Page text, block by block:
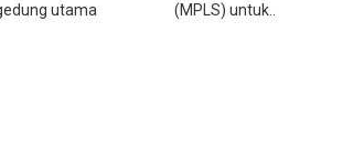
utama
(MPLS) untuk..